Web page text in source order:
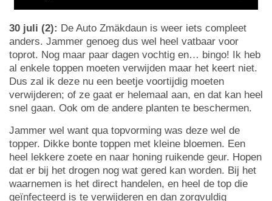
30 juli (2): De Auto Zmäkdaun is weer iets compleet
anders. Jammer genoeg dus wel heel vatbaar voor
toprot. Nog maar paar dagen vochtig en… bingo! Ik heb
al enkele toppen moeten verwijden maar het keert niet.
Dus zal ik deze nu een beetje voortijdig moeten
verwijderen; of ze gaat er helemaal aan, en dat kan heel
snel gaan. Ook om de andere planten te beschermen.
Jammer wel want qua topvorming was deze wel de
topper. Dikke bonte toppen met kleine bloemen. Een
heel lekkere zoete en naar honing ruikende geur. Hopen
dat er bij het drogen nog wat gered kan worden. Bij het
waarnemen is het direct handelen, en heel de top die
geïnfecteerd is te verwijderen en dan zorgvuldig